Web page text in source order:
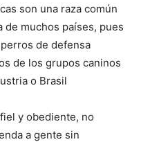
de
Cachorros
son una raza común
muchos países, pues
de defensa
de los grupos caninos
o Brasil
y obediente, no
a gente sin